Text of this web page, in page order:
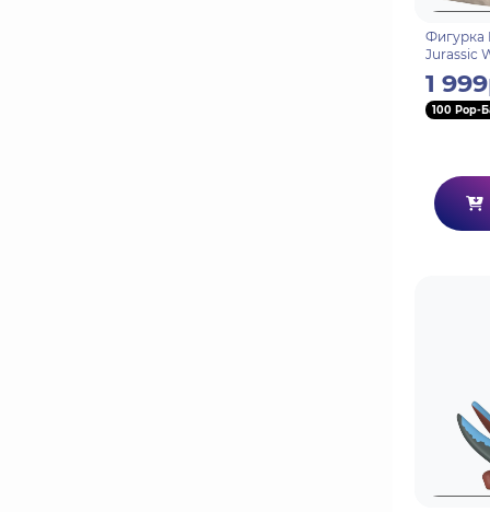
Фигурка
Jurassic
1
100 Pop-